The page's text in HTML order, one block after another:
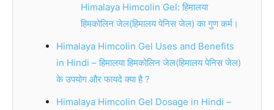
Himalaya Himcolin Gel: हिमालया
हिमकोलिन जेल(हिमालय पेनिस जेल) का गुण कर्म।
Himalaya Himcolin Gel Uses and Benefits
in Hindi – हिमालया हिमकोलिन जेल(हिमालय पेनिस जेल)
के उपयोग और फायदे क्या है ?
Himalaya Himcolin Gel Dosage in Hindi –